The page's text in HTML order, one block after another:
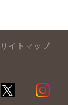
サイトマップ